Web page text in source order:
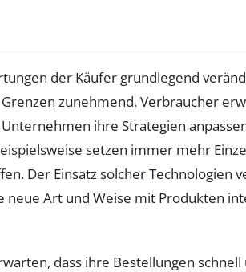
der Käufer grundlegend
zunehmend. Verbraucher
ihre Strategien
setzen immer mehr
Der Einsatz solcher Technologien
neue Art und Weise mit Produkten
dass ihre Bestellungen schnell